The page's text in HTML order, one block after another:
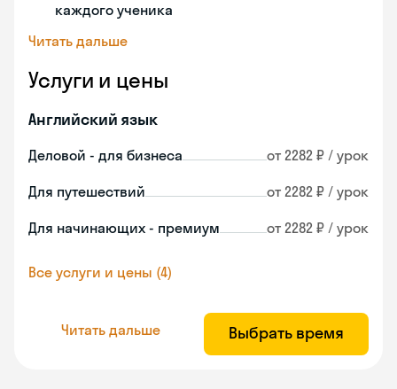
каждого ученика
Читать дальше
Услуги и цены
Английский язык
Деловой - для бизнеса от 2282 ₽ / урок
Для путешествий от 2282 ₽ / урок
Для начинающих - премиум от 2282 ₽ / урок
Все услуги и цены (4)
Читать дальше Выбрать время